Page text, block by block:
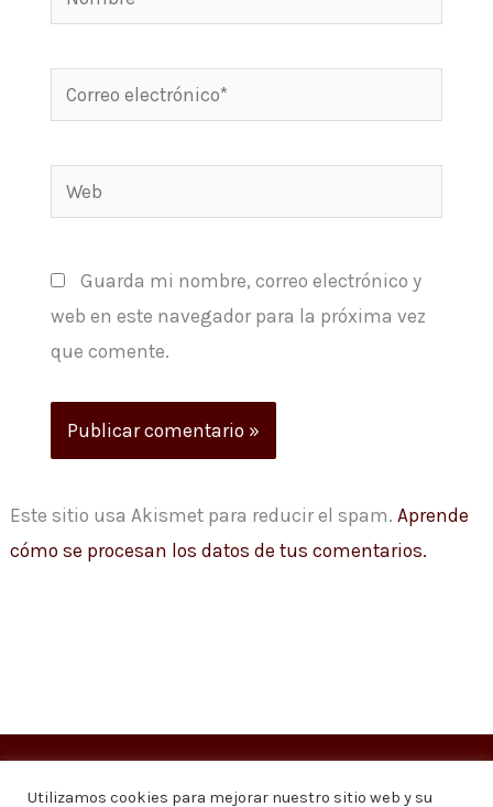
Correo
electrónico*
Web
Guarda mi nombre, correo electrónico y
web en este navegador para la próxima vez
que comente.
Este sitio usa Akismet para reducir el spam. Aprende
cómo se procesan los datos de tus comentarios.
Copyright © 2026Visión 20/20 Noticias
Utilizamos cookies para mejorar nuestro sitio web y su